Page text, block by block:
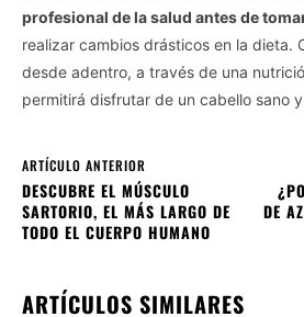
profesional de la salud antes de
realizar cambios drásticos en la dieta.
desde adentro, a través de una
permitirá disfrutar de un cabello sano
ARTÍCULO ANTERIOR
DESCUBRE EL MÚSCULO
SARTORIO, EL MÁS LARGO DE
TODO EL CUERPO HUMANO
DE
ARTÍCULOS SIMILARES